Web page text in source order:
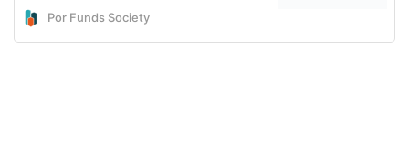
Por Funds Society